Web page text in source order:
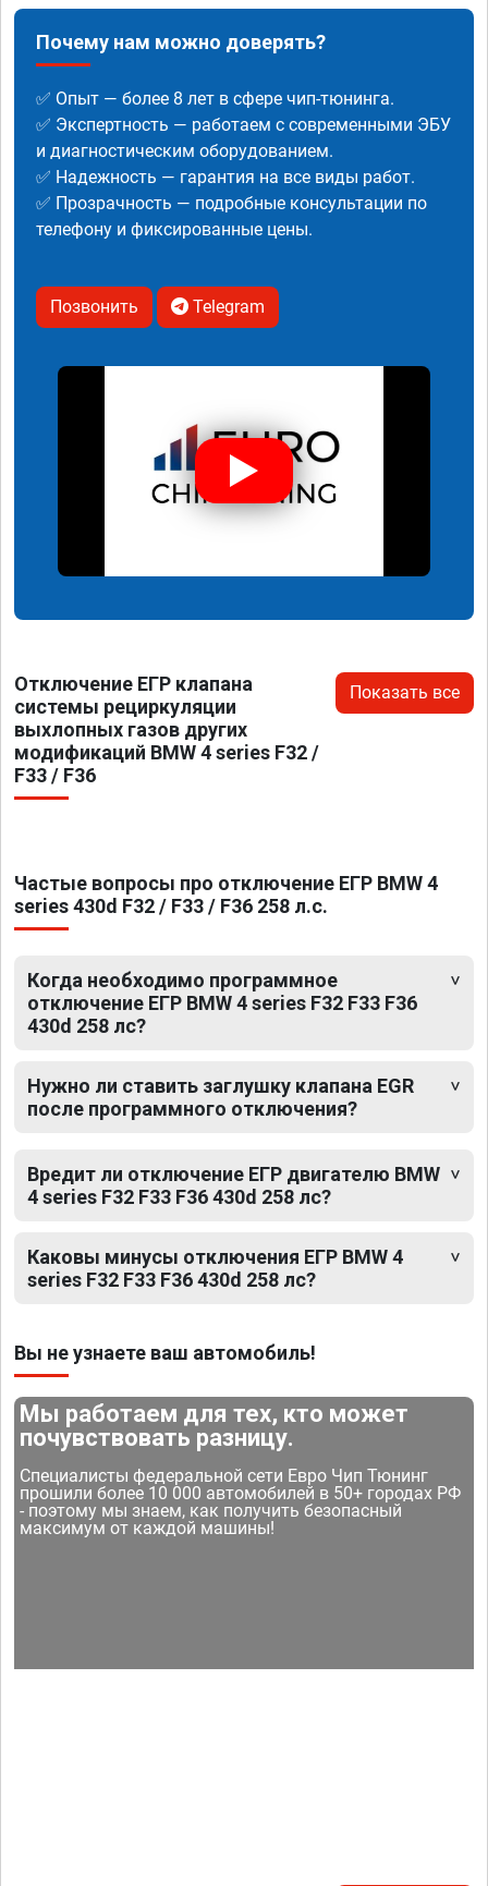
Почему нам можно доверять?
✅ Опыт — более 8 лет в сфере чип-тюнинга.
✅ Экспертность — работаем с современными ЭБУ
и диагностическим оборудованием.
✅ Надежность — гарантия на все виды работ.
✅ Прозрачность — подробные консультации по
телефону и фиксированные цены.
Позвонить Telegram
Отключение ЕГР клапана
системы рециркуляции
выхлопных газов других
модификаций BMW 4 series F32 /
F33 / F36
Показать все
Частые вопросы про отключение ЕГР BMW 4
series 430d F32 / F33 / F36 258 л.с.
Когда необходимо программное
отключение ЕГР BMW 4 series F32 F33 F36
430d 258 лс?
Нужно ли ставить заглушку клапана EGR
после программного отключения?
Вредит ли отключение ЕГР двигателю BMW
4 series F32 F33 F36 430d 258 лс?
Каковы минусы отключения ЕГР BMW 4
series F32 F33 F36 430d 258 лс?
Вы не узнаете ваш автомобиль!
Мы работаем для тех, кто может
почувствовать разницу.
Специалисты федеральной сети Евро Чип Тюнинг
прошили более 10 000 автомобилей в 50+ городах РФ
- поэтому мы знаем, как получить безопасный
максимум от каждой машины!